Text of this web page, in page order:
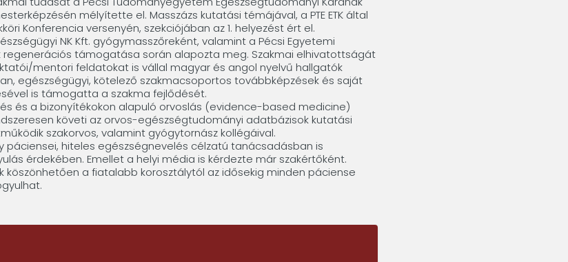
mélyítette el. Masszázs kutatási témájával, a PTE ETK által
Konferencia versenyén, szekciójában az 1. helyezést ért el.
NK Kft. gyógymasszőreként, valamint a Pécsi Egyetemi
regenerációs támogatása során alapozta meg. Szakmai elhivatottságát
mentori feldatokat is vállal magyar és angol nyelvű hallgatók
egészségügyi, kötelező szakmacsoportos továbbképzések és saját
is támogatta a szakma fejlődését.
és a bizonyítékokon alapuló orvoslás (evidence-based medicine)
követi az orvos-egészségtudományi adatbázisok kutatási
szakorvos, valamint gyógytornász kollégáival.
páciensei, hiteles egészségnevelés célzatú tanácsadásban is
érdekében. Emellet a helyi média is kérdezte már szakértőként.
köszönhetően a fiatalabb korosztálytól az idősekig minden páciense